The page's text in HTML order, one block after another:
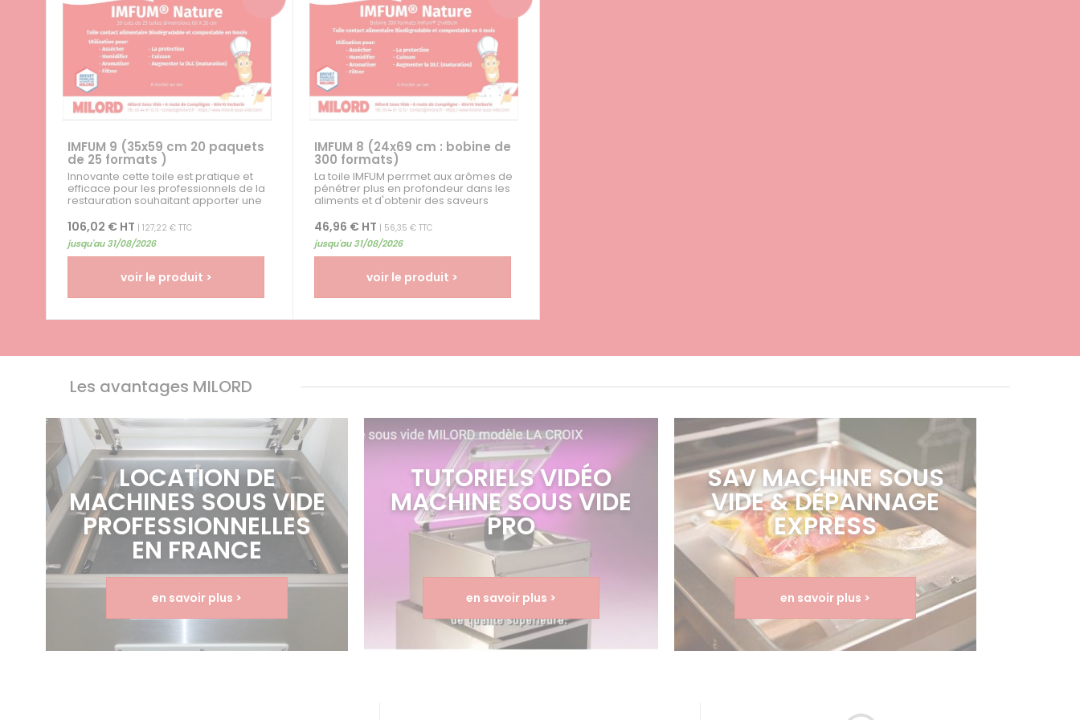
IMFUM 9 (35x59 cm 20 paquets
de 25 formats )
Innovante cette toile est pratique et
efficace pour les professionnels de la
restauration souhaitant apporter une
106,02 € HT | 127,22 € TTC
jusqu'au 31/08/2026
voir le produit >
IMFUM 8 (24x69 cm : bobine de
300 formats)
La toile IMFUM perrmet aux arômes de
pénétrer plus en profondeur dans les
aliments et d'obtenir des saveurs
46,96 € HT | 56,35 € TTC
jusqu'au 31/08/2026
voir le produit >
Les avantages MILORD
LOCATION DE
MACHINES SOUS VIDE
PROFESSIONNELLES
EN FRANCE
en savoir plus >
TUTORIELS VIDÉO
MACHINE SOUS VIDE
PRO
en savoir plus >
SAV MACHINE SOUS
VIDE & DÉPANNAGE
EXPRESS
en savoir plus >